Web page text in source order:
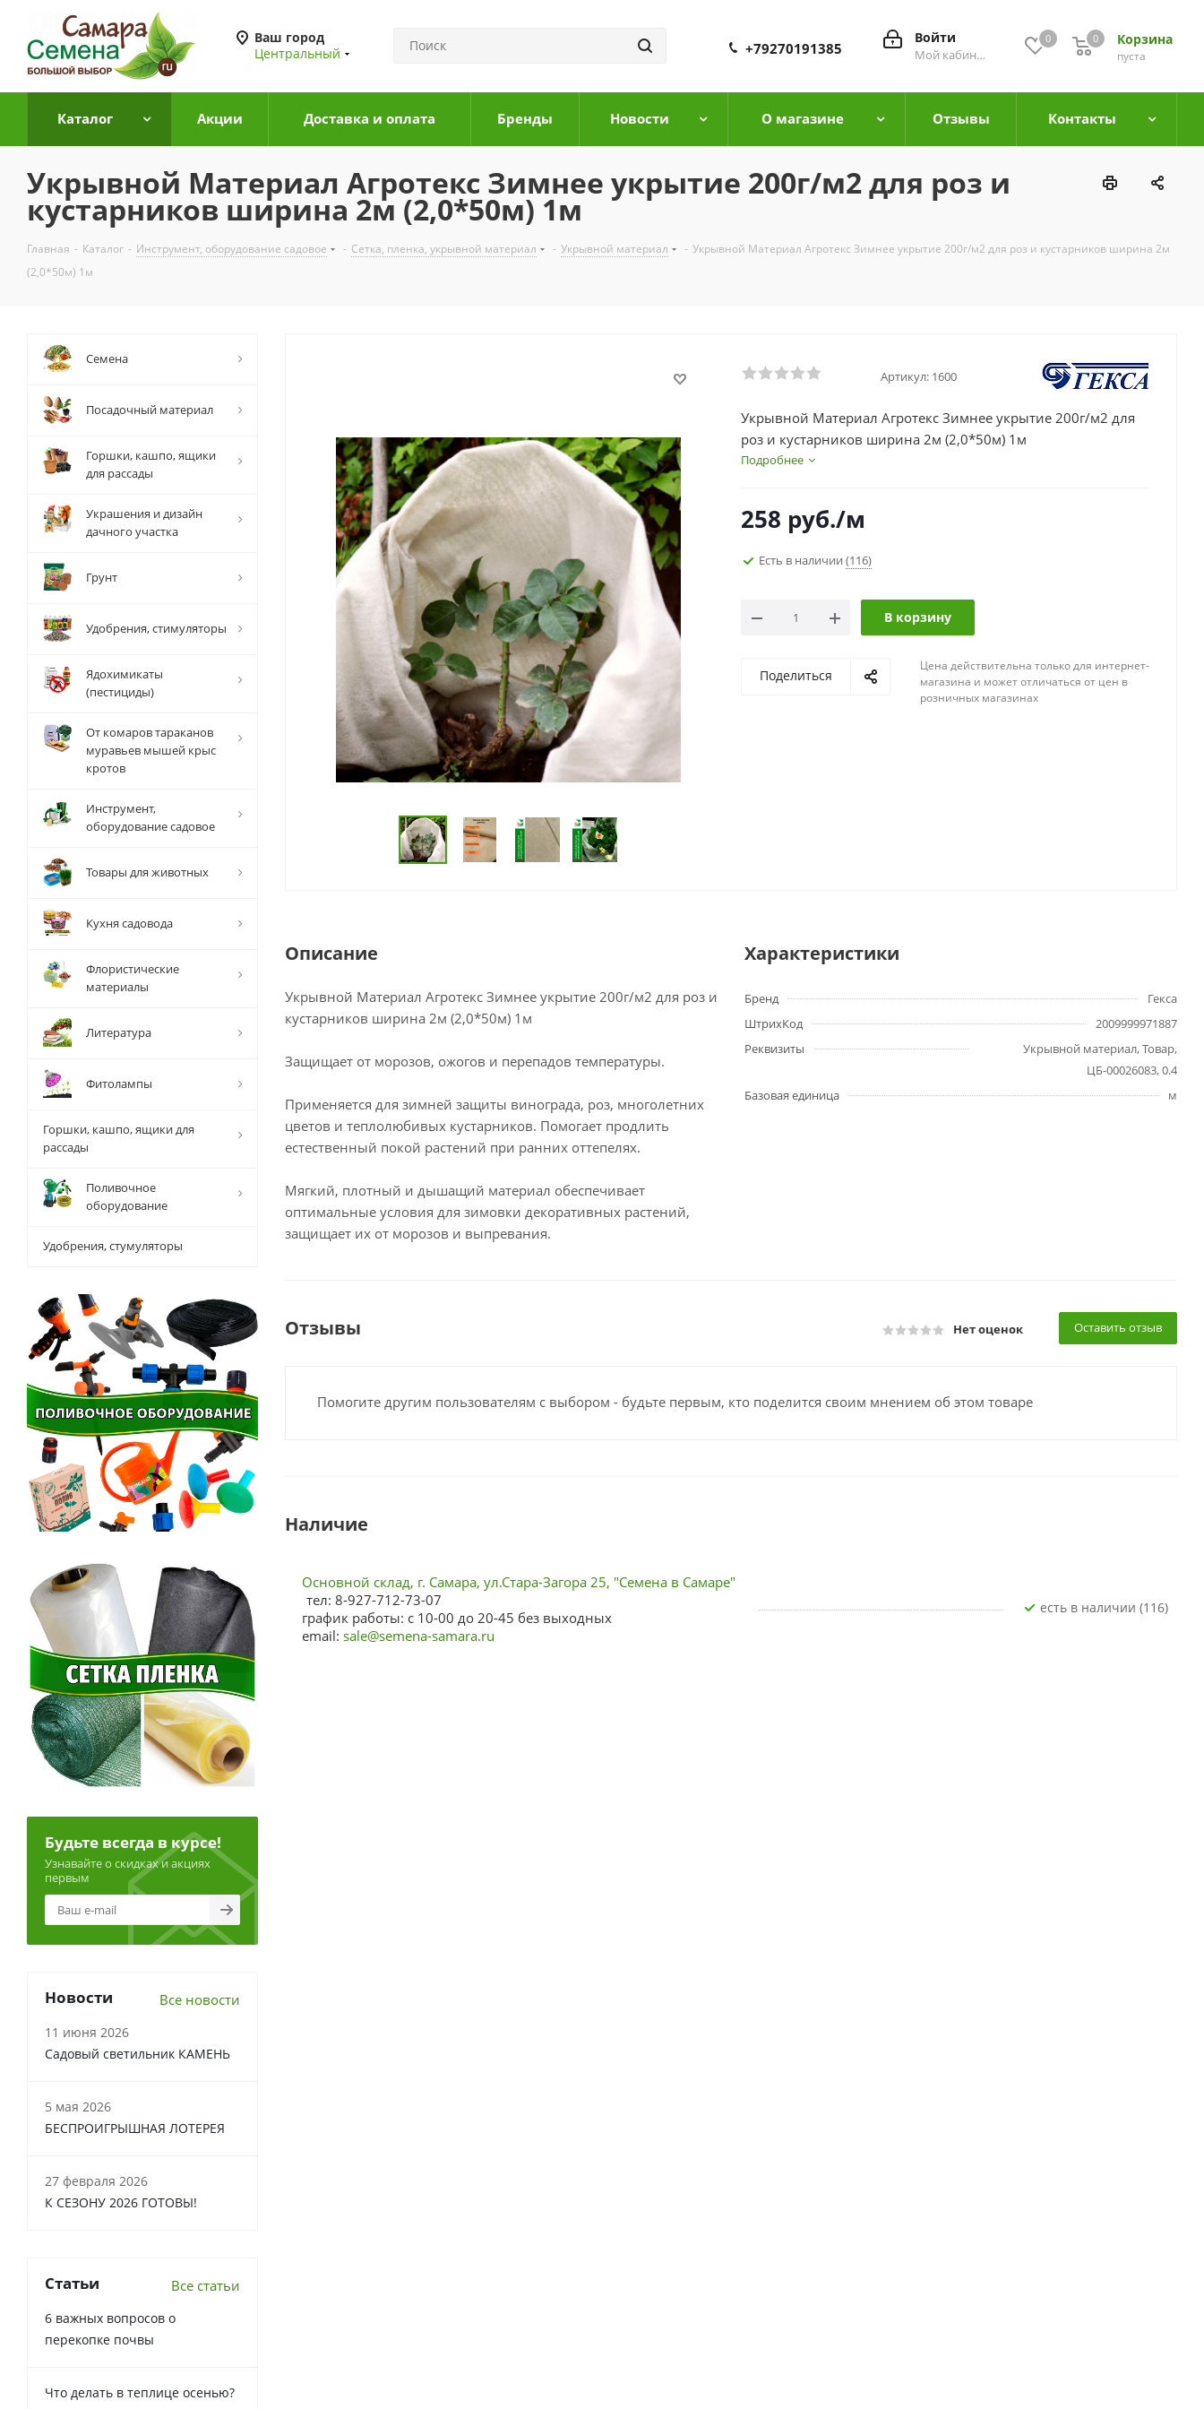
Ваш город
Центральный
0 Корзина
0
пуста
0
Войти
Мой кабинет
+79270191385
Каталог Акции Доставка и оплата Бренды Новости О магазине Отзывы Контакты
Укрывной Материал Агротекс Зимнее укрытие 200г/м2 для роз и
кустарников ширина 2м (2,0*50м) 1м
Главная - Каталог - Инструмент, оборудование садовое - Сетка, пленка, укрывной материал - Укрывной материал - Укрывной Материал Агротекс Зимнее укрытие 200г/м2 для роз и кустарников ширина 2м
(2,0*50м) 1м
Артикул: 1600
Укрывной Материал Агротекс Зимнее укрытие 200г/м2 для
роз и кустарников ширина 2м (2,0*50м) 1м
Подробнее
258 руб./м
Есть в наличии (116)
В корзину
Поделиться
Цена действительна только для интернет-
магазина и может отличаться от цен в
розничных магазинах
Описание
Укрывной Материал Агротекс Зимнее укрытие 200г/м2 для роз и
кустарников ширина 2м (2,0*50м) 1м
Защищает от морозов, ожогов и перепадов температуры.
Применяется для зимней защиты винограда, роз, многолетних
цветов и теплолюбивых кустарников. Помогает продлить
естественный покой растений при ранних оттепелях.
Мягкий, плотный и дышащий материал обеспечивает
оптимальные условия для зимовки декоративных растений,
защищает их от морозов и выпревания.
Характеристики
Бренд
Гекса
ШтрихКод
2009999971887
Реквизиты
Укрывной материал, Товар,
ЦБ-00026083, 0.4
Базовая единица
м
Отзывы Нет оценок Оставить отзыв
Помогите другим пользователям с выбором - будьте первым, кто поделится своим мнением об этом товаре
Наличие
Основной склад, г. Самара, ул.Стара-Загора 25, "Семена в Самаре"
тел: 8-927-712-73-07
график работы: с 10-00 до 20-45 без выходных
email: sale@semena-samara.ru
Есть в наличии (116)
Семена
Посадочный материал
Горшки, кашпо, ящики
для рассады
Украшения и дизайн
дачного участка
Грунт
Удобрения, стимуляторы
Ядохимикаты
(пестициды)
От комаров тараканов
муравьев мышей крыс
кротов
Инструмент,
оборудование садовое
Товары для животных
Кухня садовода
Флористические
материалы
Литература
Фитолампы
Горшки, кашпо, ящики для
рассады
Поливочное
оборудование
Удобрения, стумуляторы
Будьте всегда в курсе!
Узнавайте о скидках и акциях
первым
Новости Все новости
11 июня 2026
Садовый светильник КАМЕНЬ
5 мая 2026
БЕСПРОИГРЫШНАЯ ЛОТЕРЕЯ
27 февраля 2026
К СЕЗОНУ 2026 ГОТОВЫ!
Статьи Все статьи
6 важных вопросов о
перекопке почвы
Что делать в теплице осенью?